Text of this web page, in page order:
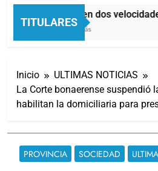
TITULARES
Economía en dos
23 Minutos Atrás
Inicio
ULTIMAS NOTICIAS
La Corte bonaerense suspendió
habilitan la domiciliaria para
PROVINCIA SOCIEDAD